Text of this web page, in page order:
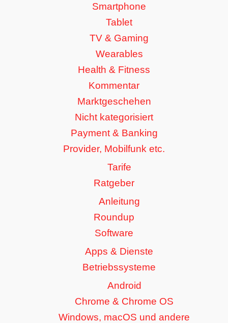
Smartphone
Tablet
TV & Gaming
Wearables
Health & Fitness
Kommentar
Marktgeschehen
Nicht kategorisiert
Payment & Banking
Provider, Mobilfunk etc.
Tarife
Ratgeber
Anleitung
Roundup
Software
Apps & Dienste
Betriebssysteme
Android
Chrome & Chrome OS
Windows, macOS und andere